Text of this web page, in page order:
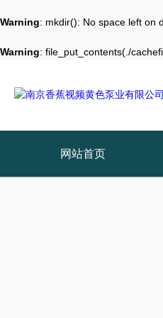
Warning: mkdir(): No space left on
Warning: file_put_contents(./
网站首页